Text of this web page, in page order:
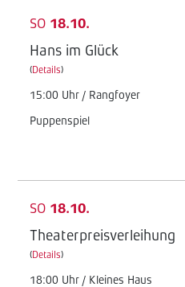
SO 18.10.
Hans im Glück
(Details)
15:00 Uhr / Rangfoyer
Puppenspiel
SO 18.10.
Theaterpreisverleihung
(Details)
18:00 Uhr / Kleines Haus